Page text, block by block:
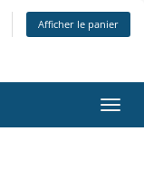
Afficher le panier